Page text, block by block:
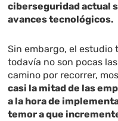
ciberseguridad actual
avances tecnológicos.
Sin embargo, el estudio
todavía no son pocas
camino por recorrer,
casi la mitad de las
a la hora de
temor a que